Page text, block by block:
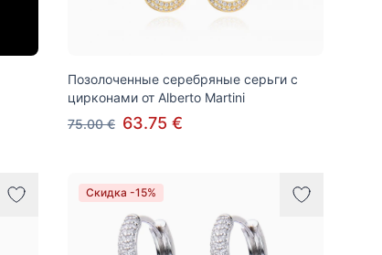
Позолоченные серебряные серьги с
цирконами от Alberto Martini
75.00 € 63.75 €
Скидка -15%